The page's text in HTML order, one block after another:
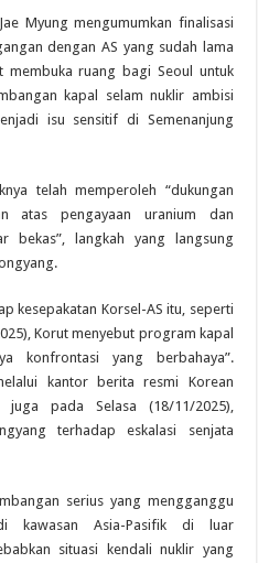
Myung mengumumkan finalisasi
dengan AS yang sudah lama
membuka ruang bagi Seoul untuk
kapal selam nuklir ambisi
isu sensitif di Semenanjung
telah memperoleh “dukungan
atas pengayaan uranium dan
bekas”, langkah yang langsung
kesepakatan Korsel-AS itu, seperti
Korut menyebut program kapal
konfrontasi yang berbahaya”.
kantor berita resmi Korean
juga pada Selasa (18/11/2025),
terhadap eskalasi senjata
serius yang mengganggu
kawasan Asia-Pasifik di luar
situasi kendali nuklir yang